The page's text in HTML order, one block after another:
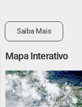
Saiba Mais
Mapa Interativo